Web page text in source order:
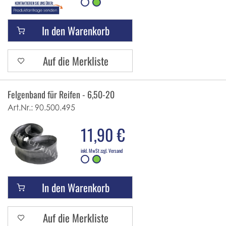
In den Warenkorb
Auf die Merkliste
Felgenband für Reifen - 6,50-20
Art.Nr.: 90.500.495
11,90 €
inkl. MwSt zzgl. Versand
In den Warenkorb
Auf die Merkliste